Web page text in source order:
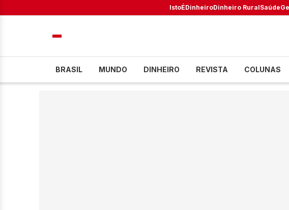
IstoÉDinheiroDinheiro RuralSaúde
BRASIL MUNDO DINHEIRO REVISTA COLUNAS